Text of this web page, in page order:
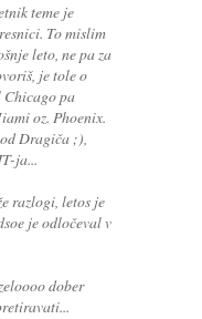
teme je
To mislim
leto, ne pa za
je tole o
Chicago pa
oz. Phoenix.
Dragiča ;),
ja...
razlogi, letos je
je odločeval v
dober